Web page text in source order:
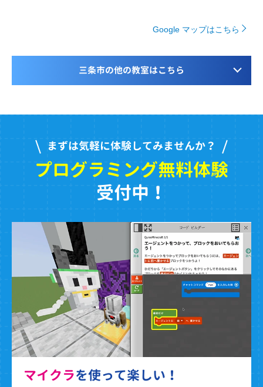
Google マップはこちら
三条市の他の教室はこちら
まずは気軽に体験してみませんか？
プログラミング無料体験
受付中！
マイクラを使って楽しい！